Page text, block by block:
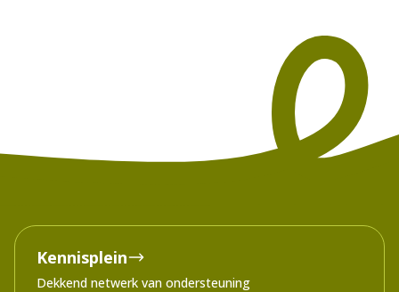
Kennisplein
Dekkend netwerk van ondersteuning